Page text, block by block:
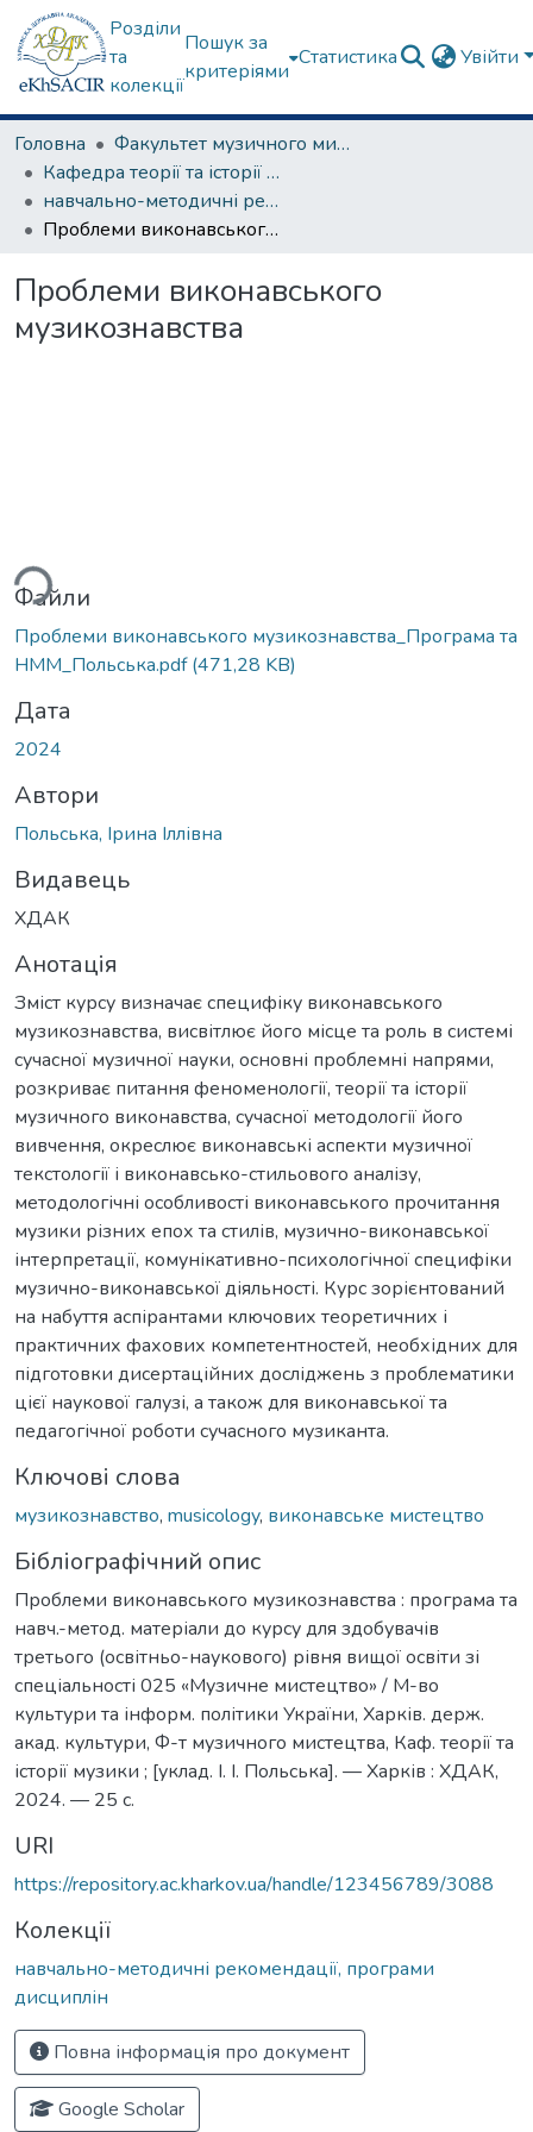
Розділи
та
колекції
Пошук за
критеріями
Статистика Увійти
Головна
Факультет музичного мистецтва
Кафедра теорії та історії музики
навчально-методичні рекомендації, програми дисциплін
Проблеми виконавського музикознавства
Проблеми виконавського
музикознавства
Файли
Проблеми виконавського музикознавства_Програма та
НММ_Польська.pdf(471,28 KB)
Дата
2024
Автори
Польська, Ірина Іллівна
Видавець
ХДАК
Анотація
Зміст курсу визначає специфіку виконавського
музикознавства, висвітлює його місце та роль в системі
сучасної музичної науки, основні проблемні напрями,
розкриває питання феноменології, теорії та історії
музичного виконавства, сучасної методології його
вивчення, окреслює виконавські аспекти музичної
текстології і виконавсько-стильового аналізу,
методологічні особливості виконавського прочитання
музики різних епох та стилів, музично-виконавської
інтерпретації, комунікативно-психологічної специфіки
музично-виконавської діяльності. Курс зорієнтований
на набуття аспірантами ключових теоретичних і
практичних фахових компетентностей, необхідних для
підготовки дисертаційних досліджень з проблематики
цієї наукової галузі, а також для виконавської та
педагогічної роботи сучасного музиканта.
Ключові слова
музикознавство, musicology, виконавське мистецтво
Бібліографічний опис
Проблеми виконавського музикознавства : програма та
навч.-метод. матеріали до курсу для здобувачів
третього (освітньо-наукового) рівня вищої освіти зі
спеціальності 025 «Музичне мистецтво» / М-во
культури та інформ. політики України, Харків. держ.
акад. культури, Ф-т музичного мистецтва, Каф. теорії та
історії музики ; [уклад. І. І. Польська]. — Харків : ХДАК,
2024. — 25 с.
URI
https://repository.ac.kharkov.ua/handle/123456789/3088
Колекції
навчально-методичні рекомендації, програми
дисциплін
Повна інформація про документ
Google Scholar